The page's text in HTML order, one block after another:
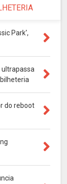
Park',
ultrapassa
do reboot